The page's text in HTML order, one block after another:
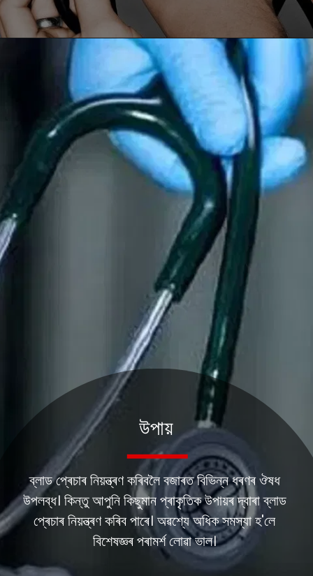
ব্লাড প্ৰেচাৰ নিয়ন্ত্ৰণ কৰিবলৈ বজাৰত বিভিন্ন ধৰণৰ ঔষধ
উপলব্ধ। কিন্তু আপুনি কিছুমান প্ৰাকৃতিক উপায়ৰ দ্বাৰা ব্লাড
প্ৰেচাৰ নিয়ন্ত্ৰণ কৰিব পাৰে। অৱশ্যে অধিক সমস্যা হ'লে
বিশেষজ্ঞৰ পৰামৰ্শ লোৱা ভাল।
উপায়